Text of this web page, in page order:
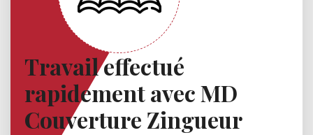
Travail effectué
rapidement avec MD
Couverture Zingueur